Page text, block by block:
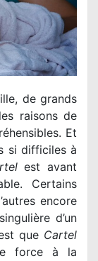
de grands
raisons de
Et
si difficiles à
est avant
Certains
encore
d’un
que Cartel
force à la